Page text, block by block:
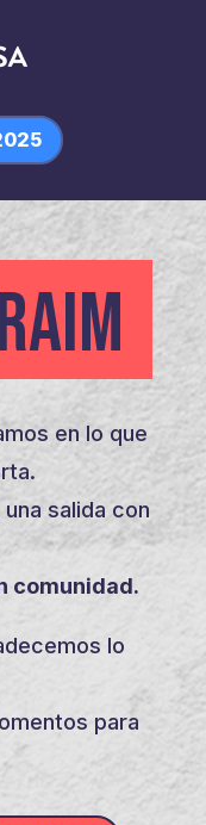
en lo que
salida con
comunidad.
lo
para